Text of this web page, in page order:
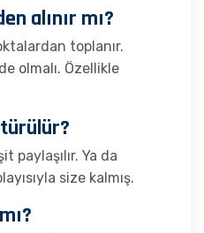
alınır mı?
toplanır.
olmalı. Özellikle
paylaşılır. Ya da
size kalmış.